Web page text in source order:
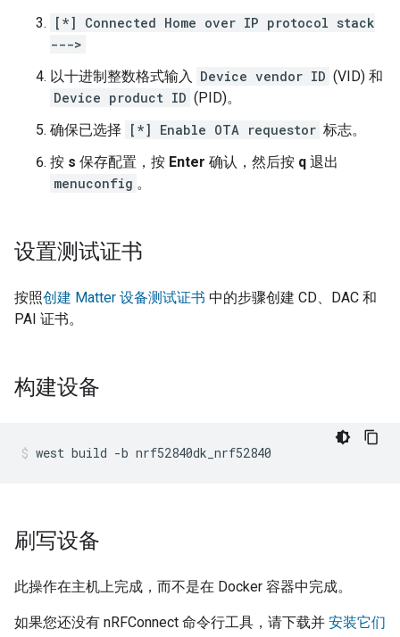
[*] Connected Home over IP protocol stack
--->
以十进制整数格式输入 Device vendor ID (VID) 和
Device product ID (PID)。
确保已选择
[*] Enable OTA requestor 标志。
按 s 保存配置，按 Enter 确认，然后按 q 退出
menuconfig 。
设置测试证书
按照创建 Matter 设备测试证书 中的步骤创建 CD、DAC 和
PAI 证书。
构建设备
west build -b nrf52840dk_nrf52840
刷写设备
此操作在主机上完成，而不是在 Docker 容器中完成。
如果您还没有 nRFConnect 命令行工具，请下载并 安装它们